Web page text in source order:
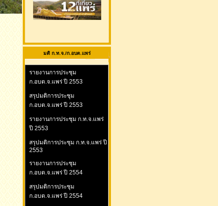
มติ ก.ท.จ./ก.อบต.แพร่
รายงานการประชุม
ก.อบต.จ.แพร่ ปี 2553
สรุปมติการประชุม
ก.อบต.จ.แพร่ ปี 2553
รายงานการประชุม ก.ท.จ.แพร่
ปี 2553
สรุปมติการประชุม ก.ท.จ.แพร่ ปี
2553
รายงานการประชุม
ก.อบต.จ.แพร่ ปี 2554
สรุปมติการประชุม
ก.อบต.จ.แพร่ ปี 2554